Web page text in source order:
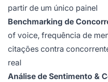
partir de um único painel
Benchmarking de
of voice, frequência de
citações contra
real
Análise de Sentimento &